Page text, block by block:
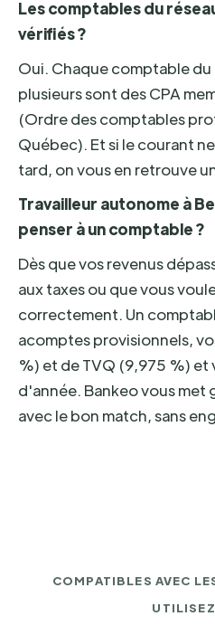
Les comptables du
vérifiés ?
Oui. Chaque comptable du
plusieurs sont des CPA
(Ordre des comptables
Québec). Et si le courant
tard, on vous en retrouve
Travailleur autonome à
penser à un comptable ?
Dès que vos revenus
aux taxes ou que vous
correctement. Un
acomptes provisionnels,
%) et de TVQ (9,975 %)
d'année. Bankeo vous
avec le bon match, sans
COMPATIBLES AVEC